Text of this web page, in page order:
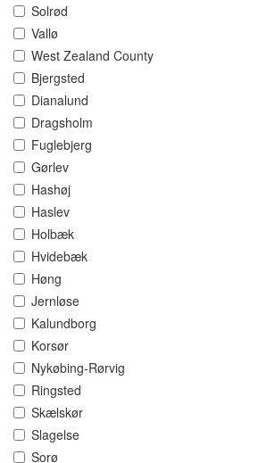
Solrød
Vallø
West Zealand County
Bjergsted
Dianalund
Dragsholm
Fuglebjerg
Gørlev
Hashøj
Haslev
Holbæk
Hvidebæk
Høng
Jernløse
Kalundborg
Korsør
Nykøbing-Rørvig
Ringsted
Skælskør
Slagelse
Sorø